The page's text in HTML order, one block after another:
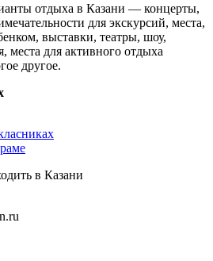
отдыха в Казани — концерты,
для экскурсий, места,
выставки, театры, шоу,
места для активного отдыха
другое.
в Казани